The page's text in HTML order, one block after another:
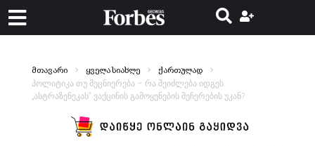
მთავარი ყველა სიახლე ქართულად
პოლიტიკა თუ მეცნიერება – რა შეიძლება იდგეს
„ასტრაზენეკას“ ვაქცინის გამოყენების შეჩერების უკან?